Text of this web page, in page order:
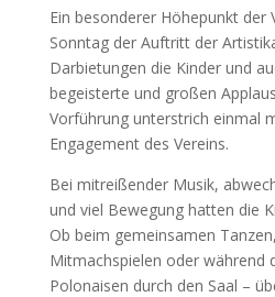
Ein besonderer Höhepunkt der
Sonntag der Auftritt der
Darbietungen die Kinder und
begeisterte und großen
Vorführung unterstrich einmal
Engagement des Vereins.
Bei mitreißender Musik,
und viel Bewegung hatten die
Ob beim gemeinsamen
Mitmachspielen oder während
Polonaisen durch den Saal –